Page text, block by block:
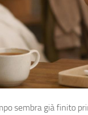
sembra già finito